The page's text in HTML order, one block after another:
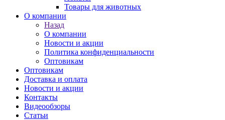
Товары для животных
О компании
Назад
О компании
Новости и акции
Политика конфиденциальности
Оптовикам
Оптовикам
Доставка и оплата
Новости и акции
Контакты
Видеообзоры
Статьи